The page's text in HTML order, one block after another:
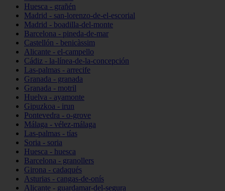
Huesca - grañén
Madrid - san-lorenzo-de-el-escorial
Madrid - boadilla-del-monte
Barcelona - pineda-de-mar
Castellón - benicàssim
Alicante - el-campello
Cádiz - la-línea-de-la-concepción
Las-palmas - arrecife
Granada - granada
Granada - motril
Huelva - ayamonte
Gipuzkoa - irun
Pontevedra - o-grove
Málaga - vélez-málaga
Las-palmas - tías
Soria - soria
Huesca - huesca
Barcelona - granollers
Girona - cadaqués
Asturias - cangas-de-onís
Alicante - guardamar-del-segura